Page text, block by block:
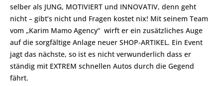
selber als JUNG, MOTIVIERT und INNOVATIV, denn geht
nicht – gibt’s nicht und Fragen kostet nix! Mit seinem Team
vom „Karim Mamo Agency“ wirft er ein zusätzliches Auge
auf die sorgfältige Anlage neuer SHOP-ARTIKEL. Ein Event
jagt das nächste, so ist es nicht verwunderlich dass er
ständig mit EXTREM schnellen Autos durch die Gegend
fährt.